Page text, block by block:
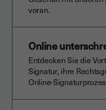
voran.
Online
Entdecken Sie die
Signatur, ihre
Online-